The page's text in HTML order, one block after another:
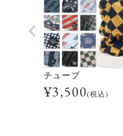
チューブ
¥3,500(税込)